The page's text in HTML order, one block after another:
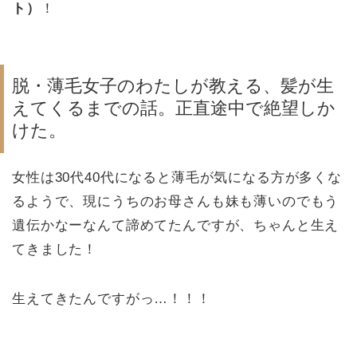
ト）
！
脱・薄毛女子のわたしが教える、髪が生
えてくるまでの話。正直途中で絶望しか
けた。
女性は30代40代になると薄毛が気になる方が多くな
るようで、現にうちのお母さんも妹も薄いのでもう
遺伝かなーなんて諦めてたんですが、ちゃんと生え
てきました！
生えてきたんですがっ…！！！